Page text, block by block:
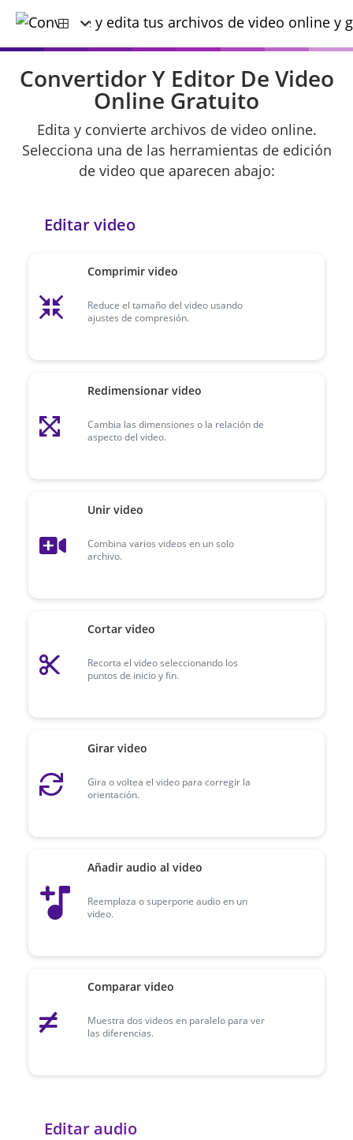
Convertidor Y Editor De Video
Online Gratuito
Edita y convierte archivos de video online.
Selecciona una de las herramientas de edición
de video que aparecen abajo:
Editar video
Comprimir video
Reduce el tamaño del video usando
ajustes de compresión.
Redimensionar video
Cambia las dimensiones o la relación de
aspecto del video.
Unir video
Combina varios videos en un solo
archivo.
Cortar video
Recorta el video seleccionando los
puntos de inicio y fin.
Girar video
Gira o voltea el video para corregir la
orientación.
Añadir audio al video
Reemplaza o superpone audio en un
video.
Comparar video
Muestra dos videos en paralelo para ver
las diferencias.
Editar audio